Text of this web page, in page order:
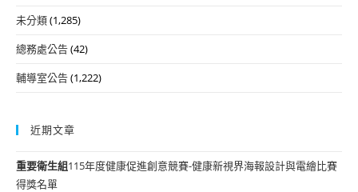
未分類(1,285)
總務處公告(42)
輔導室公告(1,222)
近期文章
重要衛生組115年度健康促進創意競賽-健康新視界海報設計與電繪比賽
得獎名單